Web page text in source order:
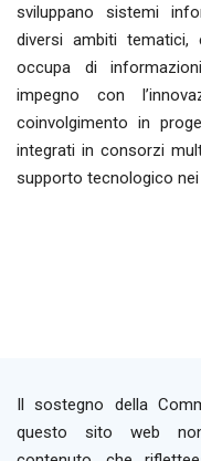
sviluppano sistemi
diversi ambiti
occupa di
impegno con
coinvolgimento in
integrati in consorzi
supporto tecnologico
Il sostegno della
questo sito web non